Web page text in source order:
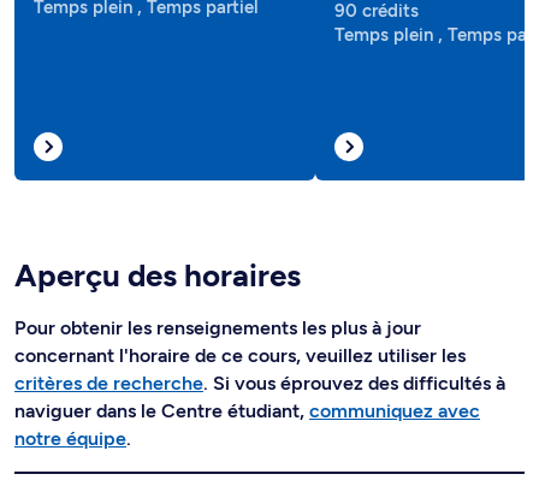
Temps plein , Temps partiel
90 crédits
Temps plein , Temps
Aperçu des horaires
Pour obtenir les renseignements les plus à jour
concernant l'horaire de ce cours, veuillez utiliser les
critères de recherche. Si vous éprouvez des difficultés à
naviguer dans le Centre étudiant, communiquez avec
notre équipe.